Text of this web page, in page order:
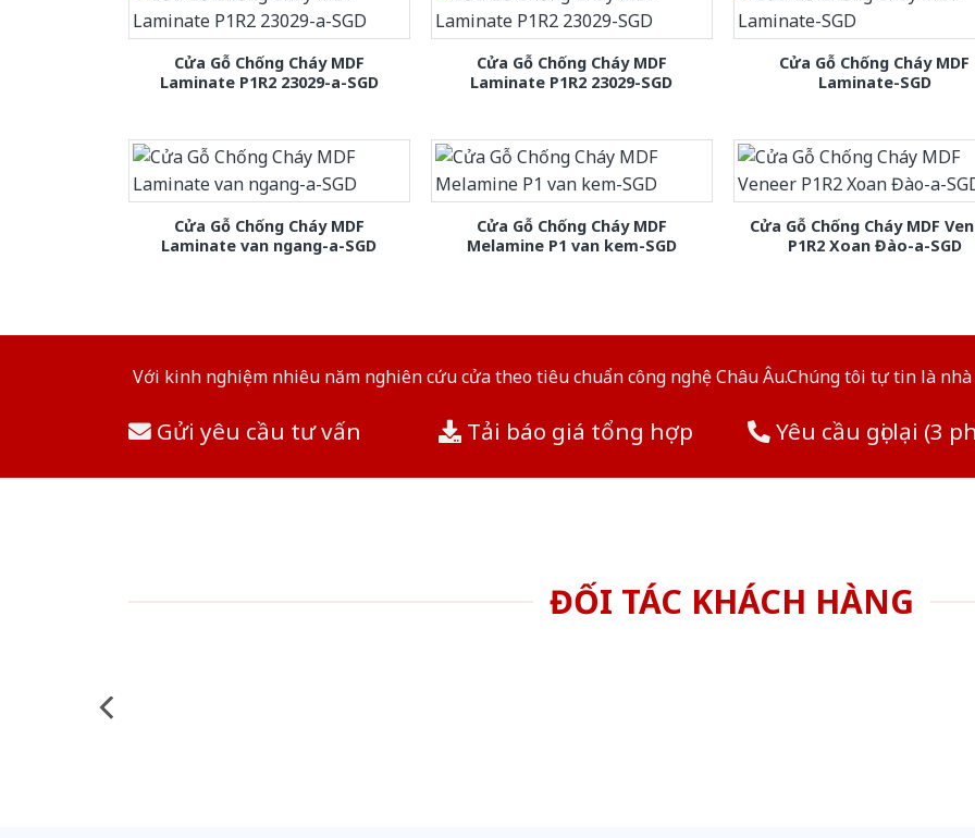
Cửa Gỗ Chống Cháy MDF
Laminate P1R2 23029-a-SGD
Cửa Gỗ Chống Cháy MDF
Laminate P1R2 23029-SGD
Cửa Gỗ Chống Cháy MDF
Laminate-SGD
Cửa Gỗ Chống Cháy MDF
Laminate van ngang-a-SGD
Cửa Gỗ Chống Cháy MDF
Melamine P1 van kem-SGD
Cửa Gỗ Chống Cháy MDF
P1R2 Xoan Đào-a-SGD
Với kinh nghiệm nhiêu năm nghiên cứu cửa theo tiêu chuẩn công nghệ Châu Âu.Chúng tôi tự tin là
Gửi yêu cầu tư vấn Tải báo giá tổng hợp Yêu cầu gọi lại (3
ĐỐI TÁC KHÁCH HÀNG